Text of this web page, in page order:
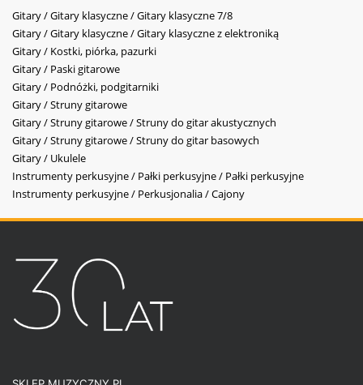
Gitary / Gitary klasyczne / Gitary klasyczne 7/8
Gitary / Gitary klasyczne / Gitary klasyczne z elektroniką
Gitary / Kostki, piórka, pazurki
Gitary / Paski gitarowe
Gitary / Podnóżki, podgitarniki
Gitary / Struny gitarowe
Gitary / Struny gitarowe / Struny do gitar akustycznych
Gitary / Struny gitarowe / Struny do gitar basowych
Gitary / Ukulele
Instrumenty perkusyjne / Pałki perkusyjne / Pałki perkusyjne
Instrumenty perkusyjne / Perkusjonalia / Cajony